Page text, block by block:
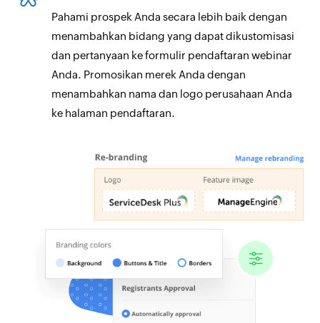
Pahami prospek Anda secara lebih baik dengan
menambahkan bidang yang dapat dikustomisasi
dan pertanyaan ke formulir pendaftaran webinar
Anda. Promosikan merek Anda dengan
menambahkan nama dan logo perusahaan Anda
ke halaman pendaftaran.